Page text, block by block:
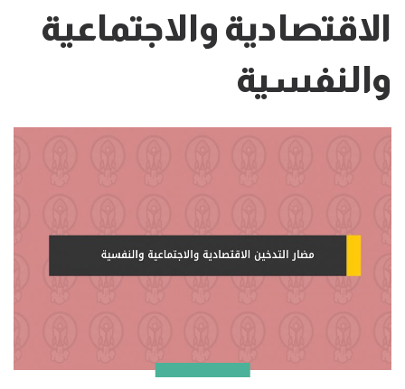
الاقتصادية والاجتماعية
والنفسية